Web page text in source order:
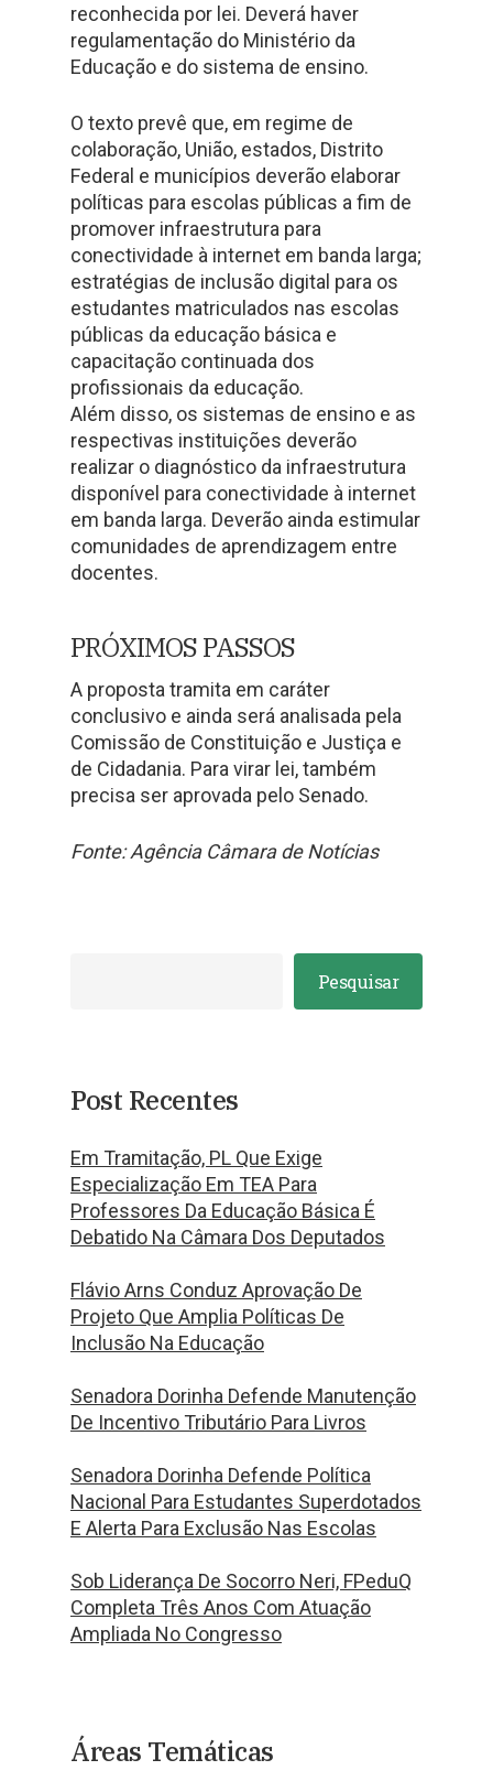
reconhecida por lei. Deverá haver
regulamentação do Ministério da
Educação e do sistema de ensino.
O texto prevê que, em regime de
colaboração, União, estados, Distrito
Federal e municípios deverão elaborar
políticas para escolas públicas a fim de
promover infraestrutura para
conectividade à internet em banda larga;
estratégias de inclusão digital para os
estudantes matriculados nas escolas
públicas da educação básica e
capacitação continuada dos
profissionais da educação.
Além disso, os sistemas de ensino e as
respectivas instituições deverão
realizar o diagnóstico da infraestrutura
disponível para conectividade à internet
em banda larga. Deverão ainda estimular
comunidades de aprendizagem entre
docentes.
PRÓXIMOS PASSOS
A proposta tramita em caráter
conclusivo e ainda será analisada pela
Comissão de Constituição e Justiça e
de Cidadania. Para virar lei, também
precisa ser aprovada pelo Senado.
Fonte: Agência Câmara de Notícias
Pesquisar
Post Recentes
Em Tramitação, PL Que Exige
Especialização Em TEA Para
Professores Da Educação Básica É
Debatido Na Câmara Dos Deputados
Flávio Arns Conduz Aprovação De
Projeto Que Amplia Políticas De
Inclusão Na Educação
Senadora Dorinha Defende Manutenção
De Incentivo Tributário Para Livros
Senadora Dorinha Defende Política
Nacional Para Estudantes Superdotados
E Alerta Para Exclusão Nas Escolas
Sob Liderança De Socorro Neri, FPeduQ
Completa Três Anos Com Atuação
Ampliada No Congresso
Áreas Temáticas